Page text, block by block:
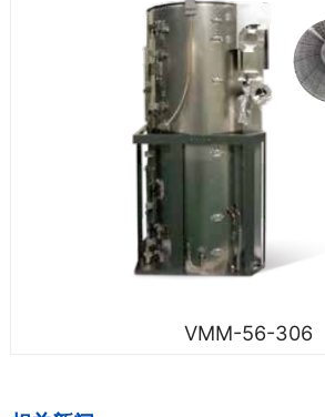
VMM-56-306